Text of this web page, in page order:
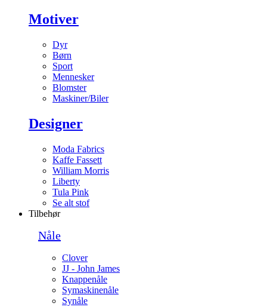
Motiver
Dyr
Børn
Sport
Mennesker
Blomster
Maskiner/Biler
Designer
Moda Fabrics
Kaffe Fassett
William Morris
Liberty
Tula Pink
Se alt stof
Tilbehør
Nåle
Clover
JJ - John James
Knappenåle
Symaskinenåle
Synåle